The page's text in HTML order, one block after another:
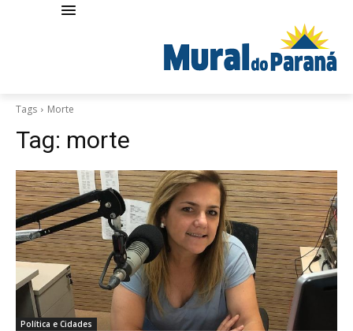
Tags Morte
Tag: morte
Política e Cidades